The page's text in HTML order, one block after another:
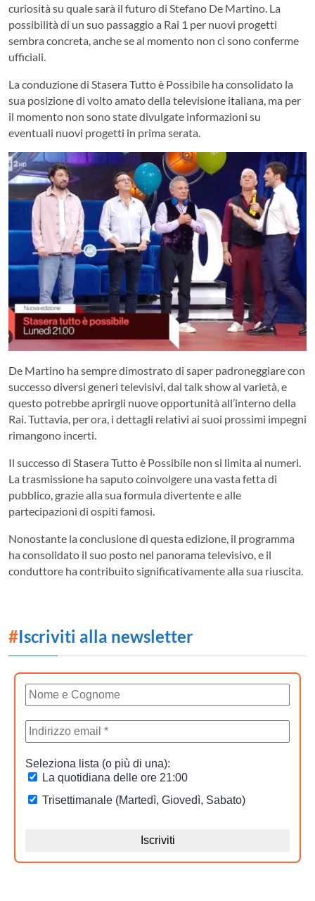
curiosità su quale sarà il futuro di Stefano De Martino. La
possibilità di un suo passaggio a Rai 1 per nuovi progetti
sembra concreta, anche se al momento non ci sono conferme
ufficiali.
La conduzione di Stasera Tutto è Possibile ha consolidato la
sua posizione di volto amato della televisione italiana, ma per
il momento non sono state divulgate informazioni su
eventuali nuovi progetti in prima serata.
De Martino ha sempre dimostrato di saper padroneggiare con
successo diversi generi televisivi, dal talk show al varietà, e
questo potrebbe aprirgli nuove opportunità all’interno della
Rai. Tuttavia, per ora, i dettagli relativi ai suoi prossimi impegni
rimangono incerti.
Il successo di Stasera Tutto è Possibile non si limita ai numeri.
La trasmissione ha saputo coinvolgere una vasta fetta di
pubblico, grazie alla sua formula divertente e alle
partecipazioni di ospiti famosi.
Nonostante la conclusione di questa edizione, il programma
ha consolidato il suo posto nel panorama televisivo, e il
conduttore ha contribuito significativamente alla sua riuscita.
#Iscriviti alla newsletter